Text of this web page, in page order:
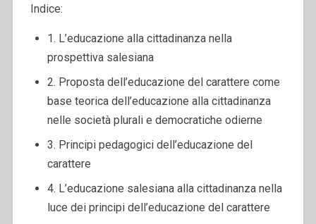
Indice:
1. L’educazione alla cittadinanza nella
prospettiva salesiana
2. Proposta dell’educazione del carattere come
base teorica dell’educazione alla cittadinanza
nelle società plurali e democratiche odierne
3. Principi pedagogici dell’educazione del
carattere
4. L’educazione salesiana alla cittadinanza nella
luce dei principi dell’educazione del carattere